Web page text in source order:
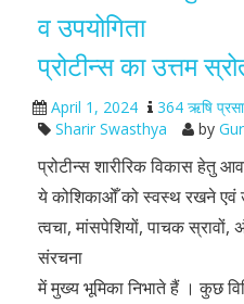
व उपयोगिता
प्रोटीन्स का उत्तम
April 1, 2024
364 ऋषि
Sharir Swasthya
by
प्रोटीन्स शारीरिक विकास हेतु
ये कोशिकाओँ को स्वस्थ रखने एवं
त्वचा, मांसपेशियों, पाचक स्रावों,
संरचना
में मुख्य भूमिका निभाते हैं । कुछ